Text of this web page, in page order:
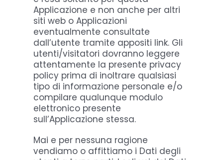
Applicazione e non anche per altri
siti web o Applicazioni
eventualmente consultate
dall’utente tramite appositi link. Gli
utenti/visitatori dovranno leggere
attentamente la presente privacy
policy prima di inoltrare qualsiasi
tipo di informazione personale e/o
compilare qualunque modulo
elettronico presente
sull’Applicazione stessa.
Mai e per nessuna ragione
vendiamo o affittiamo i Dati degli